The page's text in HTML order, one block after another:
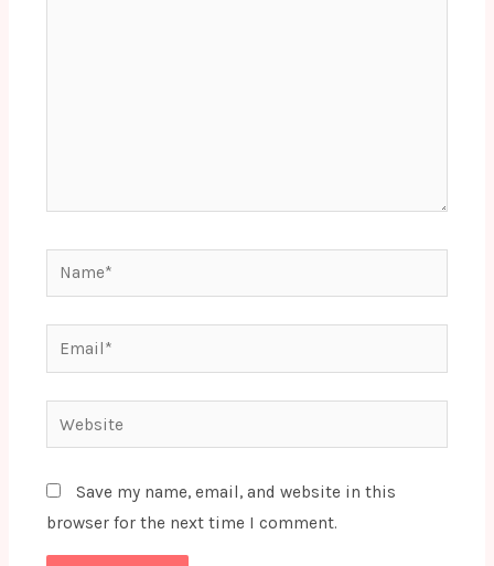
Name*
Email*
Website
Save my name, email, and website in this
browser for the next time I comment.